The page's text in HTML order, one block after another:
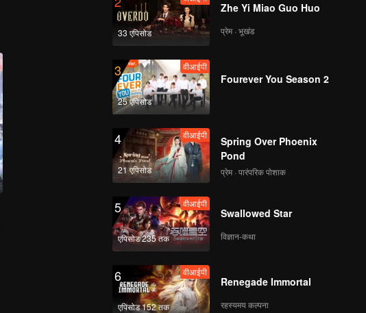
33 एपिसोड
Zhe Yi Miao Guo Huo
प्रेम · भूखंड
3
25 एपिसोड
वीआईपी
Fourever You Season 2
4
21 एपिसोड
वीआईपी
Spring Over Phoenix
Pond
प्रेम · पारंपरिक पोशाक
5
एपिसोड 235 तक
वीआईपी
Swallowed Star
विज्ञान-कथा
6
एपिसोड 152 तक
वीआईपी
Renegade Immortal
रहस्यमय कल्पना